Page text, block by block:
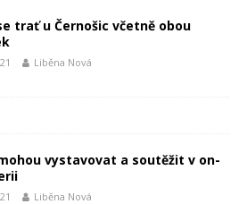
trať u Černošic včetně obou
Liběna Nová
vystavovat a soutěžit v on-
Liběna Nová